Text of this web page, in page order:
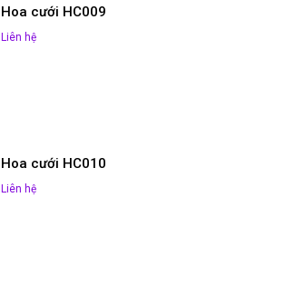
Hoa cưới HC009
Liên hệ
Hoa cưới HC010
Liên hệ